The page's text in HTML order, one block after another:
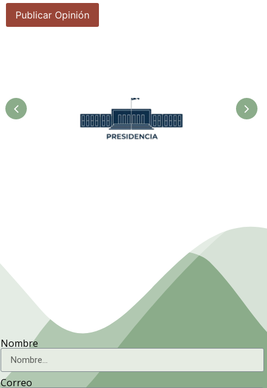
Nombre
Correo